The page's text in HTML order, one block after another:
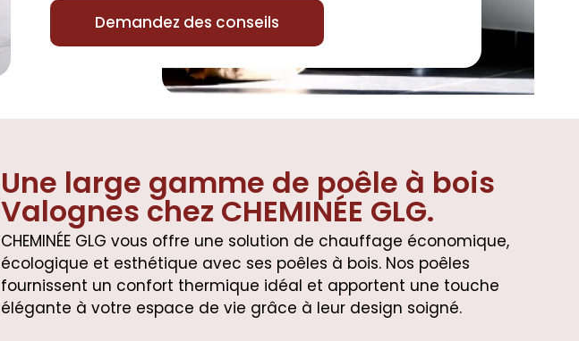
Demandez des conseils
Une large gamme de poêle à bois
Valognes chez CHEMINÉE GLG.
CHEMINÉE GLG vous offre une solution de chauffage économique,
écologique et esthétique avec ses poêles à bois. Nos poêles
fournissent un confort thermique idéal et apportent une touche
élégante à votre espace de vie grâce à leur design soigné.